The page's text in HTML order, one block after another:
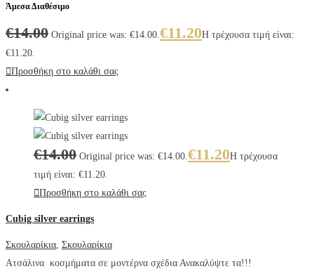
Άμεσα Διαθέσιμο
€14.00 Original price was: €14.00. €11.20Η τρέχουσα τιμή είναι:
€11.20.
Προσθήκη στο καλάθι σας
€14.00 Original price was: €14.00. €11.20Η τρέχουσα
τιμή είναι: €11.20.
Προσθήκη στο καλάθι σας
Cubig silver earrings
Σκουλαρίκια Σκουλαρίκια
Ατσάλινα κοσμήματα σε μοντέρνα σχέδια Ανακαλύψτε τα!!!